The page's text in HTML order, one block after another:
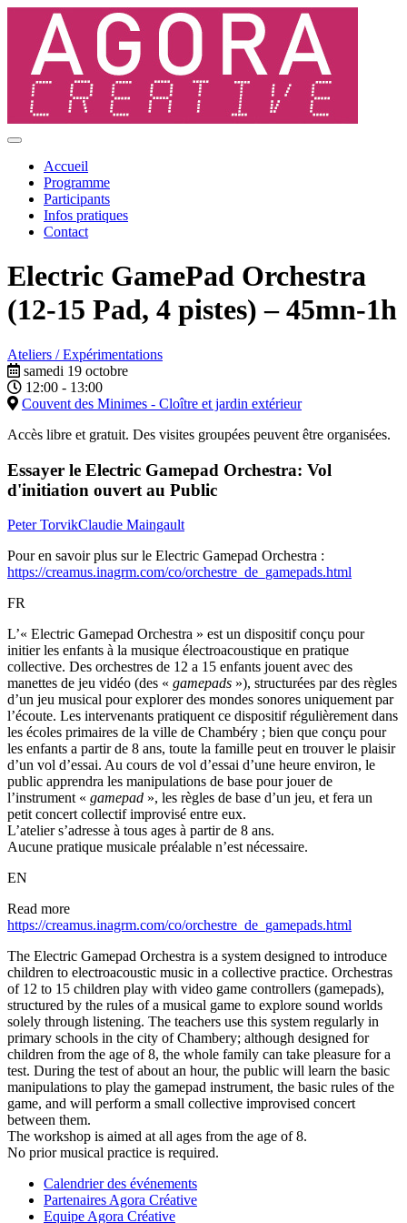
Accueil
Programme
Participants
Infos pratiques
Contact
Electric GamePad Orchestra
(12-15 Pad, 4 pistes) – 45mn-1h
Ateliers / Expérimentations
samedi 19 octobre
12:00 - 13:00
Couvent des Minimes - Cloître et jardin extérieur
Accès libre et gratuit. Des visites groupées peuvent être organisées.
Essayer le Electric Gamepad Orchestra: Vol
d'initiation ouvert au Public
Peter TorvikClaudie Maingault
Pour en savoir plus sur le Electric Gamepad Orchestra :
https://creamus.inagrm.com/co/orchestre_de_gamepads.html
FR
L’« Electric Gamepad Orchestra » est un dispositif conçu pour
initier les enfants à la musique électroacoustique en pratique
collective. Des orchestres de 12 a 15 enfants jouent avec des
manettes de jeu vidéo (des « gamepads »), structurées par des règles
d’un jeu musical pour explorer des mondes sonores uniquement par
l’écoute. Les intervenants pratiquent ce dispositif régulièrement dans
les écoles primaires de la ville de Chambéry ; bien que conçu pour
les enfants a partir de 8 ans, toute la famille peut en trouver le plaisir
d’un vol d’essai. Au cours de vol d’essai d’une heure environ, le
public apprendra les manipulations de base pour jouer de
l’instrument « gamepad », les règles de base d’un jeu, et fera un
petit concert collectif improvisé entre eux.
L’atelier s’adresse à tous ages à partir de 8 ans.
Aucune pratique musicale préalable n’est nécessaire.
EN
Read more
https://creamus.inagrm.com/co/orchestre_de_gamepads.html
The Electric Gamepad Orchestra is a system designed to introduce
children to electroacoustic music in a collective practice. Orchestras
of 12 to 15 children play with video game controllers (gamepads),
structured by the rules of a musical game to explore sound worlds
solely through listening. The teachers use this system regularly in
primary schools in the city of Chambery; although designed for
children from the age of 8, the whole family can take pleasure for a
test. During the test of about an hour, the public will learn the basic
manipulations to play the gamepad instrument, the basic rules of the
game, and will perform a small collective improvised concert
between them.
The workshop is aimed at all ages from the age of 8.
No prior musical practice is required.
Calendrier des événements
Partenaires Agora Créative
Equipe Agora Créative